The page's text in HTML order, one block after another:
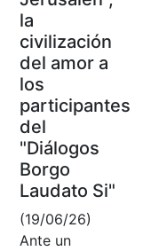
la
civilización
del amor a
los
participantes
del
"Diálogos
Borgo
Laudato Si"
(19/06/26)
Ante un